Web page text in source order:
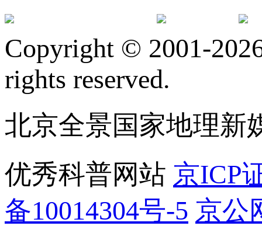
Copyright © 2001-
rights reserved.
北京全景国家地理新
优秀科普网站 京ICP
备10014304号-5 京公